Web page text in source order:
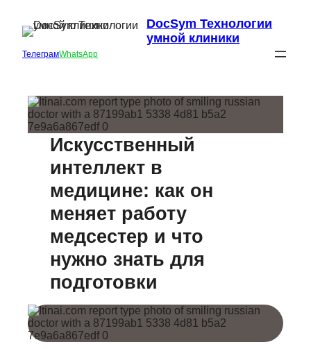
DocSym Технологии
умной клиники
ТелеграмWhatsApp
Искусственный
интеллект в
медицине: как он
меняет работу
медсестер и что
нужно знать для
подготовки